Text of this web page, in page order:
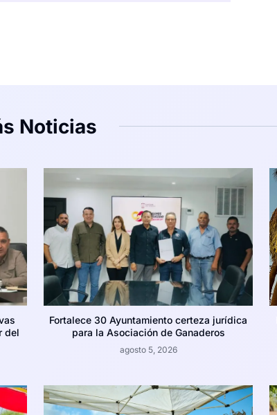
Noticias
del
Fortalece 30 Ayuntamiento certeza jurídica
para la Asociación de Ganaderos
agosto 5, 2026